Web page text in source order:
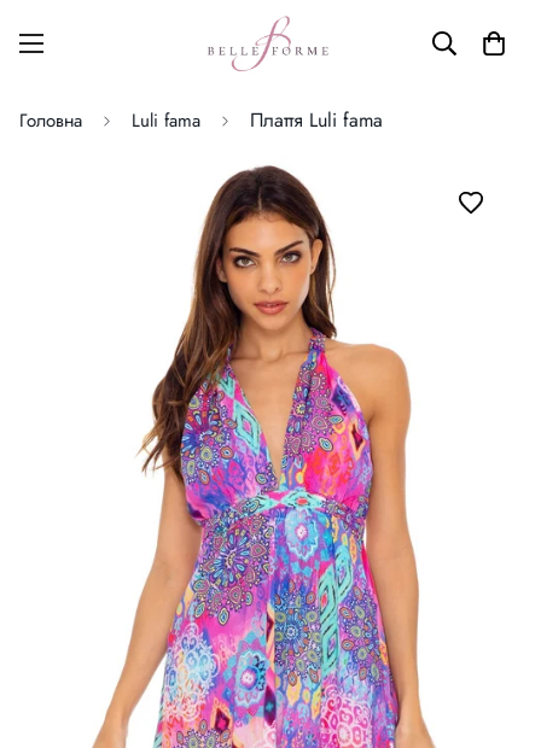
Головна Luli fama Плаття Luli fama